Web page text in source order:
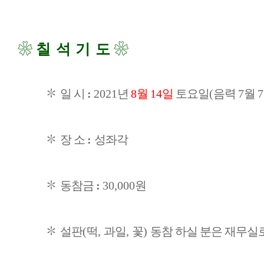
❀ 칠 석 기 도 ❀
✽ 일 시 : 2021 년 8월 14일 토요일(음력 7월 7
✽ 장 소 : 성좌각
✽ 동참금 : 30,000원
✽ 설판(떡, 과일, 꽃) 동참 하실 분은 재무실